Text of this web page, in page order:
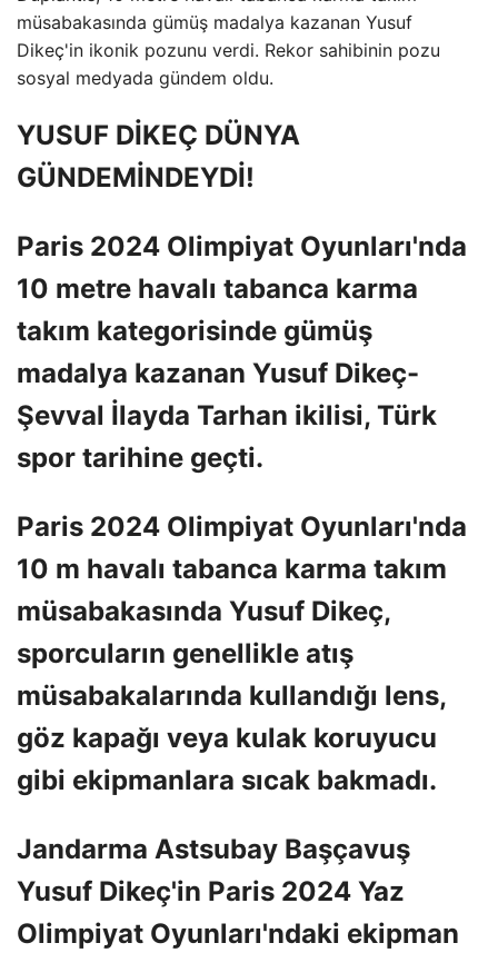
müsabakasında gümüş madalya kazanan Yusuf
Dikeç'in ikonik pozunu verdi. Rekor sahibinin pozu
sosyal medyada gündem oldu.
YUSUF DİKEÇ DÜNYA
GÜNDEMİNDEYDİ!
Paris 2024 Olimpiyat Oyunları'nda
10 metre havalı tabanca karma
takım kategorisinde gümüş
madalya kazanan Yusuf Dikeç-
Şevval İlayda Tarhan ikilisi, Türk
spor tarihine geçti.
Paris 2024 Olimpiyat Oyunları'nda
10 m havalı tabanca karma takım
müsabakasında Yusuf Dikeç,
sporcuların genellikle atış
müsabakalarında kullandığı lens,
göz kapağı veya kulak koruyucu
gibi ekipmanlara sıcak bakmadı.
Jandarma Astsubay Başçavuş
Yusuf Dikeç'in Paris 2024 Yaz
Olimpiyat Oyunları'ndaki ekipman